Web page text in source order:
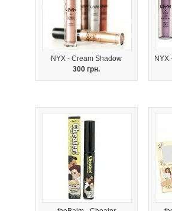
NYX - Cream Shadow
300 грн.
NYX